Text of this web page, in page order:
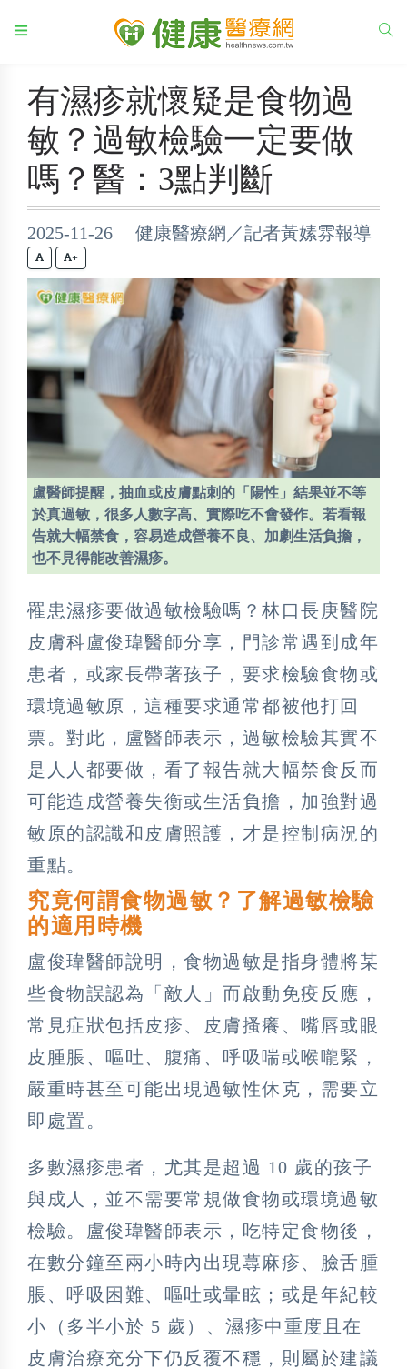
有濕疹就懷疑是食物過
敏？過敏檢驗一定要做
嗎？醫：3點判斷
2025-11-26 健康醫療網／記者黃嫊雰報導
+
盧醫師提醒，抽血或皮膚點刺的「陽性」結果並不等
於真過敏，很多人數字高、實際吃不會發作。若看報
告就大幅禁食，容易造成營養不良、加劇生活負擔，
也不見得能改善濕疹。
罹患濕疹要做過敏檢驗嗎？林口長庚醫院
皮膚科盧俊瑋醫師分享，門診常遇到成年
患者，或家長帶著孩子，要求檢驗食物或
環境過敏原，這種要求通常都被他打回
票。對此，盧醫師表示，過敏檢驗其實不
是人人都要做，看了報告就大幅禁食反而
可能造成營養失衡或生活負擔，加強對過
敏原的認識和皮膚照護，才是控制病況的
重點。
究竟何謂食物過敏？了解過敏檢驗
的適用時機
盧俊瑋醫師說明，食物過敏是指身體將某
些食物誤認為「敵人」而啟動免疫反應，
常見症狀包括皮疹、皮膚搔癢、嘴唇或眼
皮腫脹、嘔吐、腹痛、呼吸喘或喉嚨緊，
嚴重時甚至可能出現過敏性休克，需要立
即處置。
多數濕疹患者，尤其是超過 10 歲的孩子
與成人，並不需要常規做食物或環境過敏
檢驗。盧俊瑋醫師表示，吃特定食物後，
在數分鐘至兩小時內出現蕁麻疹、臉舌腫
脹、呼吸困難、嘔吐或暈眩；或是年紀較
小（多半小於 5 歲）、濕疹中重度且在
皮膚治療充分下仍反覆不穩，則屬於建議